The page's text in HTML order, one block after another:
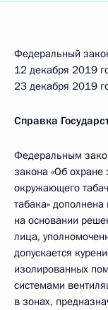
Федеральный
12 декабря 2019
23 декабря 2019
Справка
Федеральным
закона «Об охране
окружающего
табака»
на основании
лица,
допускается
изолированных
системами
в зонах,